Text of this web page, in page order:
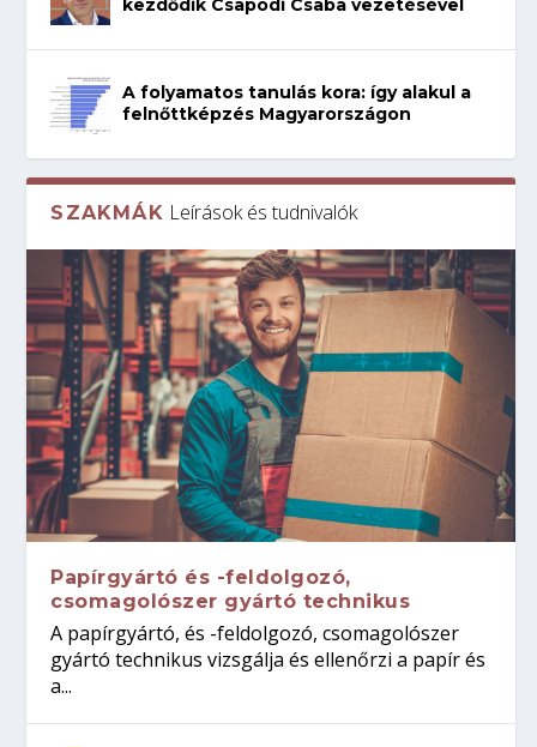
kezdődik Csapodi Csaba vezetésével
A folyamatos tanulás kora: így alakul a
felnőttképzés Magyarországon
SZAKMÁK Leírások és tudnivalók
Papírgyártó és -feldolgozó,
csomagolószer gyártó technikus
A papírgyártó, és -feldolgozó, csomagolószer
gyártó technikus vizsgálja és ellenőrzi a papír és
a...